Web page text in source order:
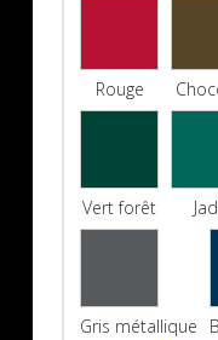
Rouge
Vert forêt
Gris métallique